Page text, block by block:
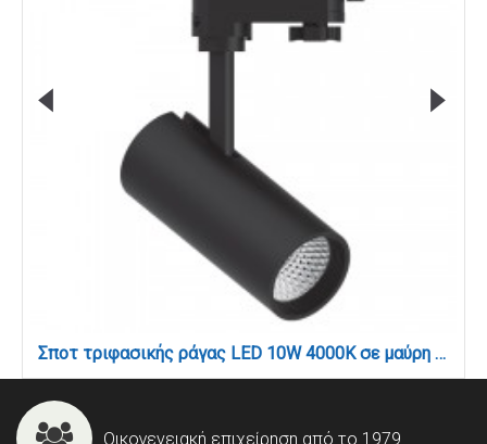
Σποτ τριφασικής ράγας LED 10W 4000K σε μαύρη απόχρωση D:10cmX15,5cm (T01002-BL)
Οικογενειακή επιχείρηση από το 1979